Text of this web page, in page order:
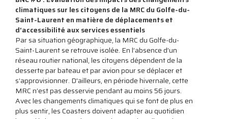
climatiques sur les citoyens de la MRC du Golfe-du-
Saint-Laurent en matière de déplacements et
d’accessibilité aux services essentiels
Par sa situation géographique, la MRC du Golfe-du-
Saint-Laurent se retrouve isolée. En l’absence d’un
réseau routier national, les citoyens dépendent de la
desserte par bateau et par avion pour se déplacer et
s’approvisionner. D'ailleurs, en période hivernale, cette
MRC n’est pas desservie pendant au moins 56 jours.
Avec les changements climatiques qui se font de plus en
plus sentir, les Coasters doivent adapter au quotidien